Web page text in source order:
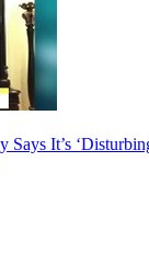
Says It’s